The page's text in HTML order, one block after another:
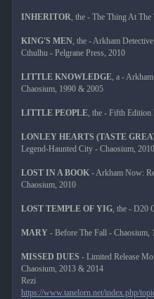
INHERITOR , the - The Thing At
KING'S MEN, the - Arkham
Cthulhu - Pelgrane Press, 2010
LITTLE KNOWLEDGE, a -
Chaosium, 1990 & 2005
LITTLE PEOPLE, the - Fifth Edition
LONLEY HEARTS (TASTE
Legend-Haunted City - Chaosium, 2010
LOST IN A BOOK- Arkham Now:
Chaosium, 2010
LOST TEMPLE OF YIG, the - D20
MARY- Before The Fall - Chaosium,
MISSED DUES - Limited Release
Chaosium, 2013 & 2014
Rezi
https://www.tanelorn.net/index.php/